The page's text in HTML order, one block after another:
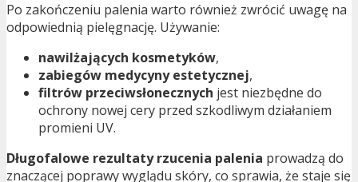
Po zakończeniu palenia warto również zwrócić uwagę na
odpowiednią pielęgnację. Używanie:
nawilżających kosmetyków,
zabiegów medycyny estetycznej,
filtrów przeciwsłonecznych jest niezbędne do
ochrony nowej cery przed szkodliwym działaniem
promieni UV.
Długofalowe rezultaty rzucenia palenia prowadzą do
znaczącej poprawy wyglądu skóry, co sprawia, że staje się